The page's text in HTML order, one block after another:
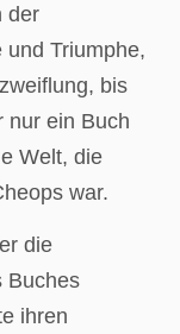
der
und Triumphe,
bis
nur ein Buch
Welt, die
war.
die
Buches
ihren